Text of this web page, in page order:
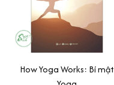
How Yoga Works: Bí mật